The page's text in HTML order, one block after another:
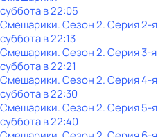
субботав22:05
Смешарики. Сезон 2. Серия 2-я
субботав22:13
Смешарики. Сезон 2. Серия 3-я
субботав22:21
Смешарики. Сезон 2. Серия 4-я
субботав22:30
Смешарики. Сезон 2. Серия 5-я
субботав22:40